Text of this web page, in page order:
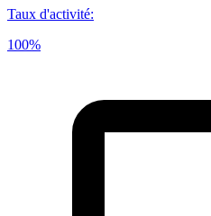
Taux d'activité:
100%